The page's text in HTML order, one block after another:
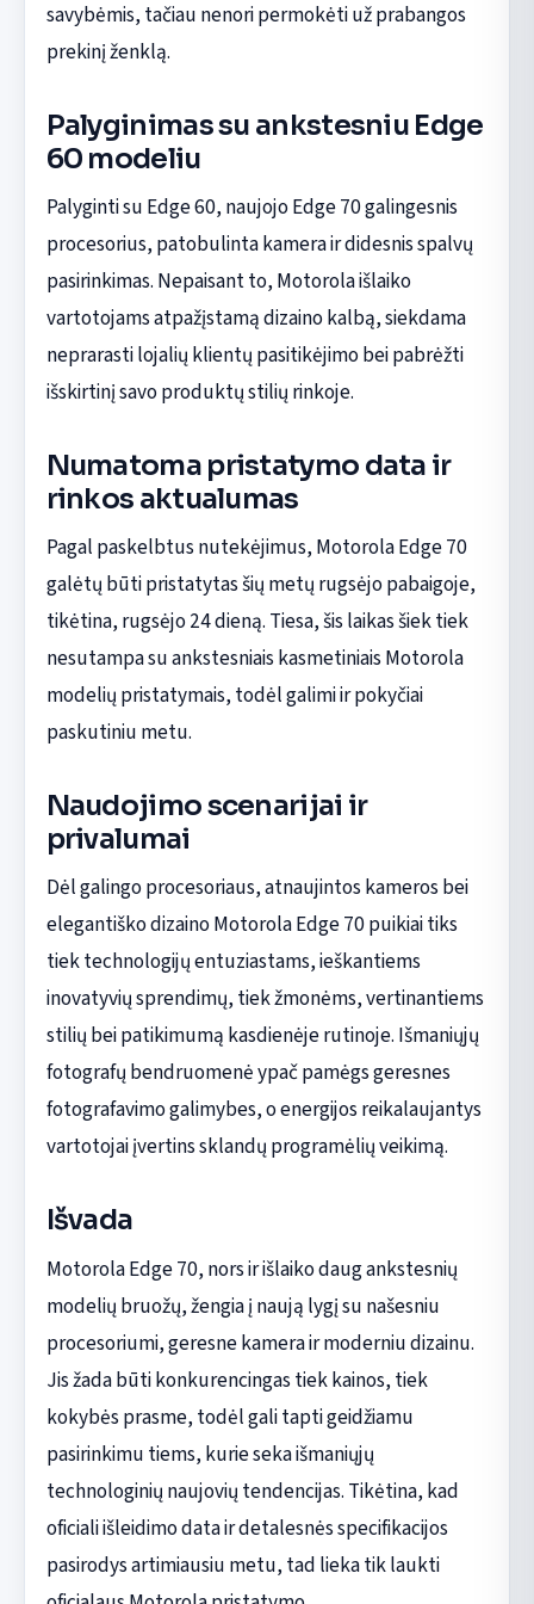
savybėmis, tačiau nenori permokėti už prabangos
prekinį ženklą.
Palyginimas su ankstesniu Edge
60 modeliu
Palyginti su Edge 60, naujojo Edge 70 galingesnis
procesorius, patobulinta kamera ir didesnis spalvų
pasirinkimas. Nepaisant to, Motorola išlaiko
vartotojams atpažįstamą dizaino kalbą, siekdama
neprarasti lojalių klientų pasitikėjimo bei pabrėžti
išskirtinį savo produktų stilių rinkoje.
Numatoma pristatymo data ir
rinkos aktualumas
Pagal paskelbtus nutekėjimus, Motorola Edge 70
galėtų būti pristatytas šių metų rugsėjo pabaigoje,
tikėtina, rugsėjo 24 dieną. Tiesa, šis laikas šiek tiek
nesutampa su ankstesniais kasmetiniais Motorola
modelių pristatymais, todėl galimi ir pokyčiai
paskutiniu metu.
Naudojimo scenarijai ir
privalumai
Dėl galingo procesoriaus, atnaujintos kameros bei
elegantiško dizaino Motorola Edge 70 puikiai tiks
tiek technologijų entuziastams, ieškantiems
inovatyvių sprendimų, tiek žmonėms, vertinantiems
stilių bei patikimumą kasdienėje rutinoje. Išmaniųjų
fotografų bendruomenė ypač pamėgs geresnes
fotografavimo galimybes, o energijos reikalaujantys
vartotojai įvertins sklandų programėlių veikimą.
Išvada
Motorola Edge 70, nors ir išlaiko daug ankstesnių
modelių bruožų, žengia į naują lygį su našesniu
procesoriumi, geresne kamera ir moderniu dizainu.
Jis žada būti konkurencingas tiek kainos, tiek
kokybės prasme, todėl gali tapti geidžiamu
pasirinkimu tiems, kurie seka išmaniųjų
technologinių naujovių tendencijas. Tikėtina, kad
oficiali išleidimo data ir detalesnės specifikacijos
pasirodys artimiausiu metu, tad lieka tik laukti